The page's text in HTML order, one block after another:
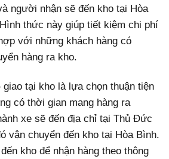
người nhận sẽ đến kho tại Hòa
thức này giúp tiết kiệm chi phí
với những khách hàng có
hàng ra kho.
giao tại kho là lựa chọn thuận tiện
có thời gian mang hàng ra
xe sẽ đến địa chỉ tại Thủ Đức
vận chuyển đến kho tại Hòa Bình.
kho để nhận hàng theo thông